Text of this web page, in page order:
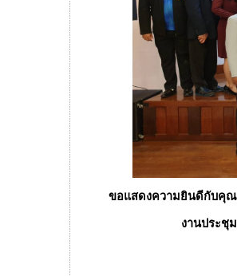
ขอแสดงความยินดีกับคุณ
งานประชุ